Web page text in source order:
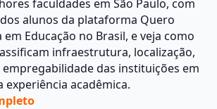
faculdades em São Paulo, com
alunos da plataforma Quero
em Educação no Brasil, e veja como
infraestrutura, localização,
das instituições em
acadêmica.